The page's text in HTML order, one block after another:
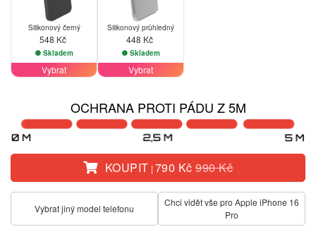
Silikonový černý
548 Kč
Skladem
Vybrat
Silikonový průhledný
448 Kč
Skladem
Vybrat
OCHRANA PROTI PÁDU Z 5M
KOUPIT | 790 Kč990 Kč
Vybrat jiný model telefonu
Chci vidět vše pro Apple iPhone 16
Pro